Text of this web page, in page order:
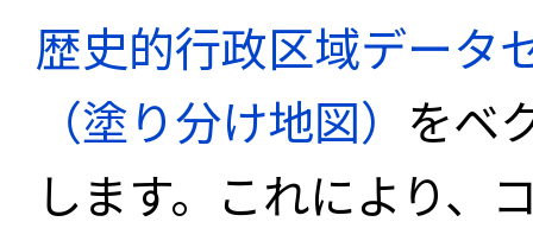
歴史的行政区域データ
（塗り分け地図） をベ
します。これにより、